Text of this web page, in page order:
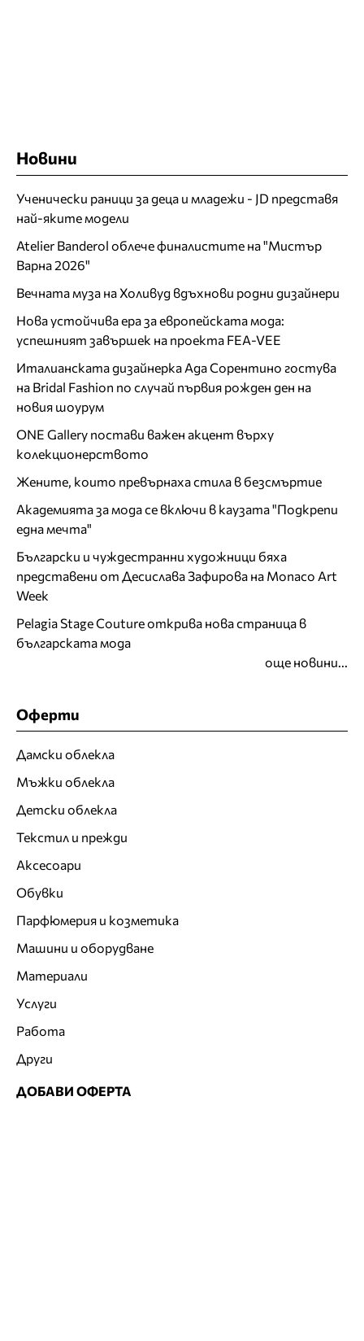
Новини
Ученически раници за деца и младежи - JD представя
най-яките модели
Atelier Banderol облече финалистите на "Мистър
Варна 2026"
Вечната муза на Холивуд вдъхнови родни дизайнери
Нова устойчива ера за европейската мода:
успешният завършек на проекта FEA-VEE
Италианската дизайнерка Ада Сорентино гостува
на Bridal Fashion по случай първия рожден ден на
новия шоурум
ONE Gallery постави важен акцент върху
колекционерството
Жените, които превърнаха стила в безсмъртие
Академията за мода се включи в каузата "Подкрепи
една мечта"
Български и чуждестранни художници бяха
представени от Десислава Зафирова на Monaco Art
Week
Pelagia Stage Couture открива нова страница в
българската мода
още новини...
Оферти
Дамски облекла
Мъжки облекла
Детски облекла
Текстил и прежди
Аксесоари
Обувки
Парфюмерия и козметика
Машини и оборудване
Материали
Услуги
Работа
Други
ДОБАВИ ОФЕРТА